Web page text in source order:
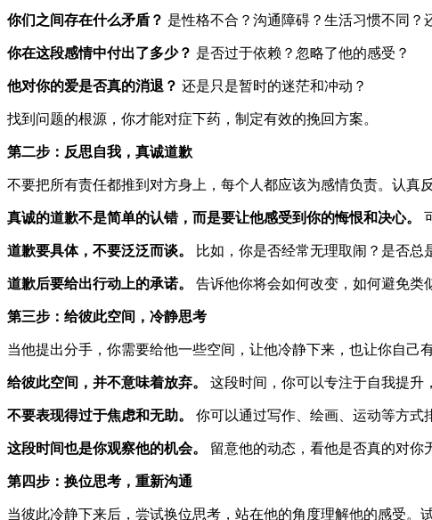
你们之间存在什么矛盾？ 是性格不合？沟通障碍？生活习惯不同？
你在这段感情中付出了多少？ 是否过于依赖？忽略了他的感受？
他对你的爱是否真的消退？ 还是只是暂时的迷茫和冲动？
找到问题的根源，你才能对症下药，制定有效的挽回方案。
第二步：反思自我，真诚道歉
不要把所有责任都推到对方身上，每个人都应该为感情负责。认真
真诚的道歉不是简单的认错，而是要让他感受到你的悔恨和决心。
道歉要具体，不要泛泛而谈。 比如，你是否经常无理取闹？是否总
道歉后要给出行动上的承诺。 告诉他你将会如何改变，如何避免类
第三步：给彼此空间，冷静思考
当他提出分手，你需要给他一些空间，让他冷静下来，也让你自己
给彼此空间，并不意味着放弃。 这段时间，你可以专注于自我提升
不要表现得过于焦虑和无助。 你可以通过写作、绘画、运动等方式
这段时间也是你观察他的机会。 留意他的动态，看他是否真的对你
第四步：换位思考，重新沟通
当彼此冷静下来后，尝试换位思考，站在他的角度理解他的感受。